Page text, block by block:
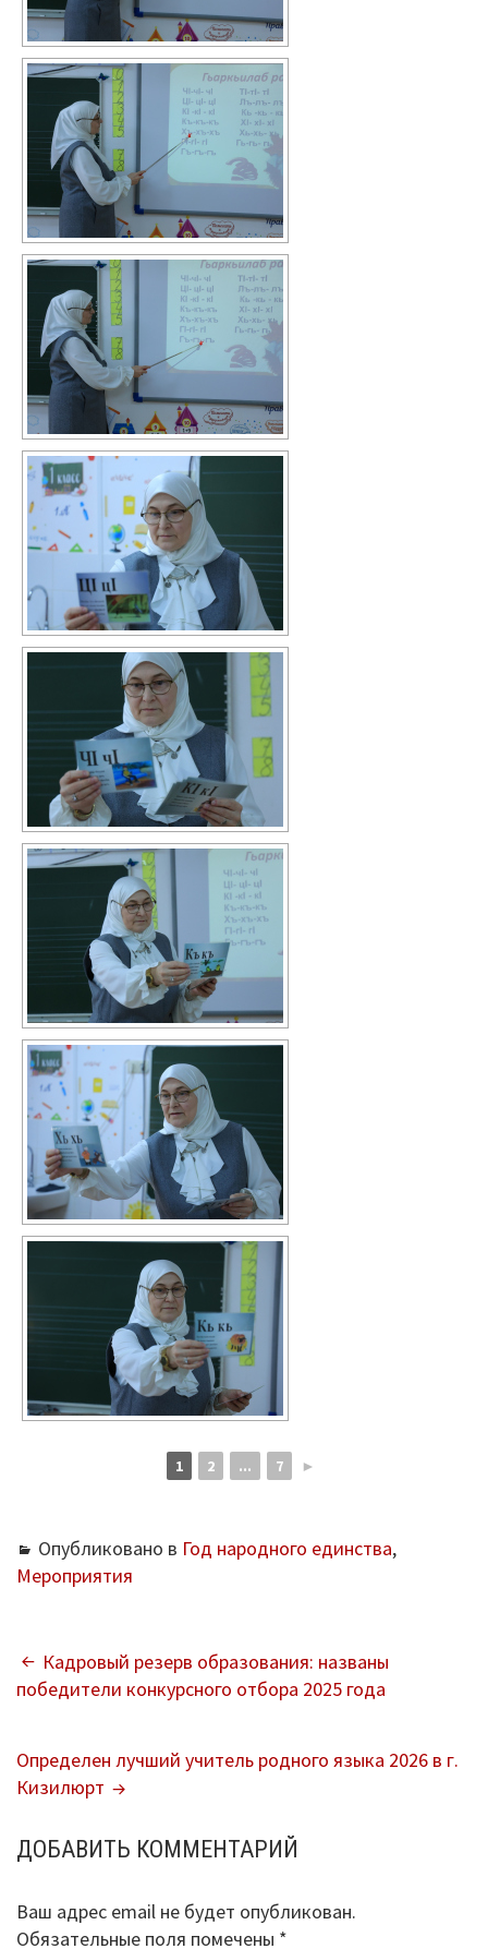
1 2 ... 7 ►
Опубликовано в Год народного единства,
Мероприятия
НАВИГАЦИЯ
ПО
Кадровый резерв образования: названы
победители конкурсного отбора 2025 года
Определен лучший учитель родного языка 2026 в г.
Кизилюрт
ДОБАВИТЬ КОММЕНТАРИЙ
Ваш адрес email не будет опубликован.
Обязательные поля помечены *